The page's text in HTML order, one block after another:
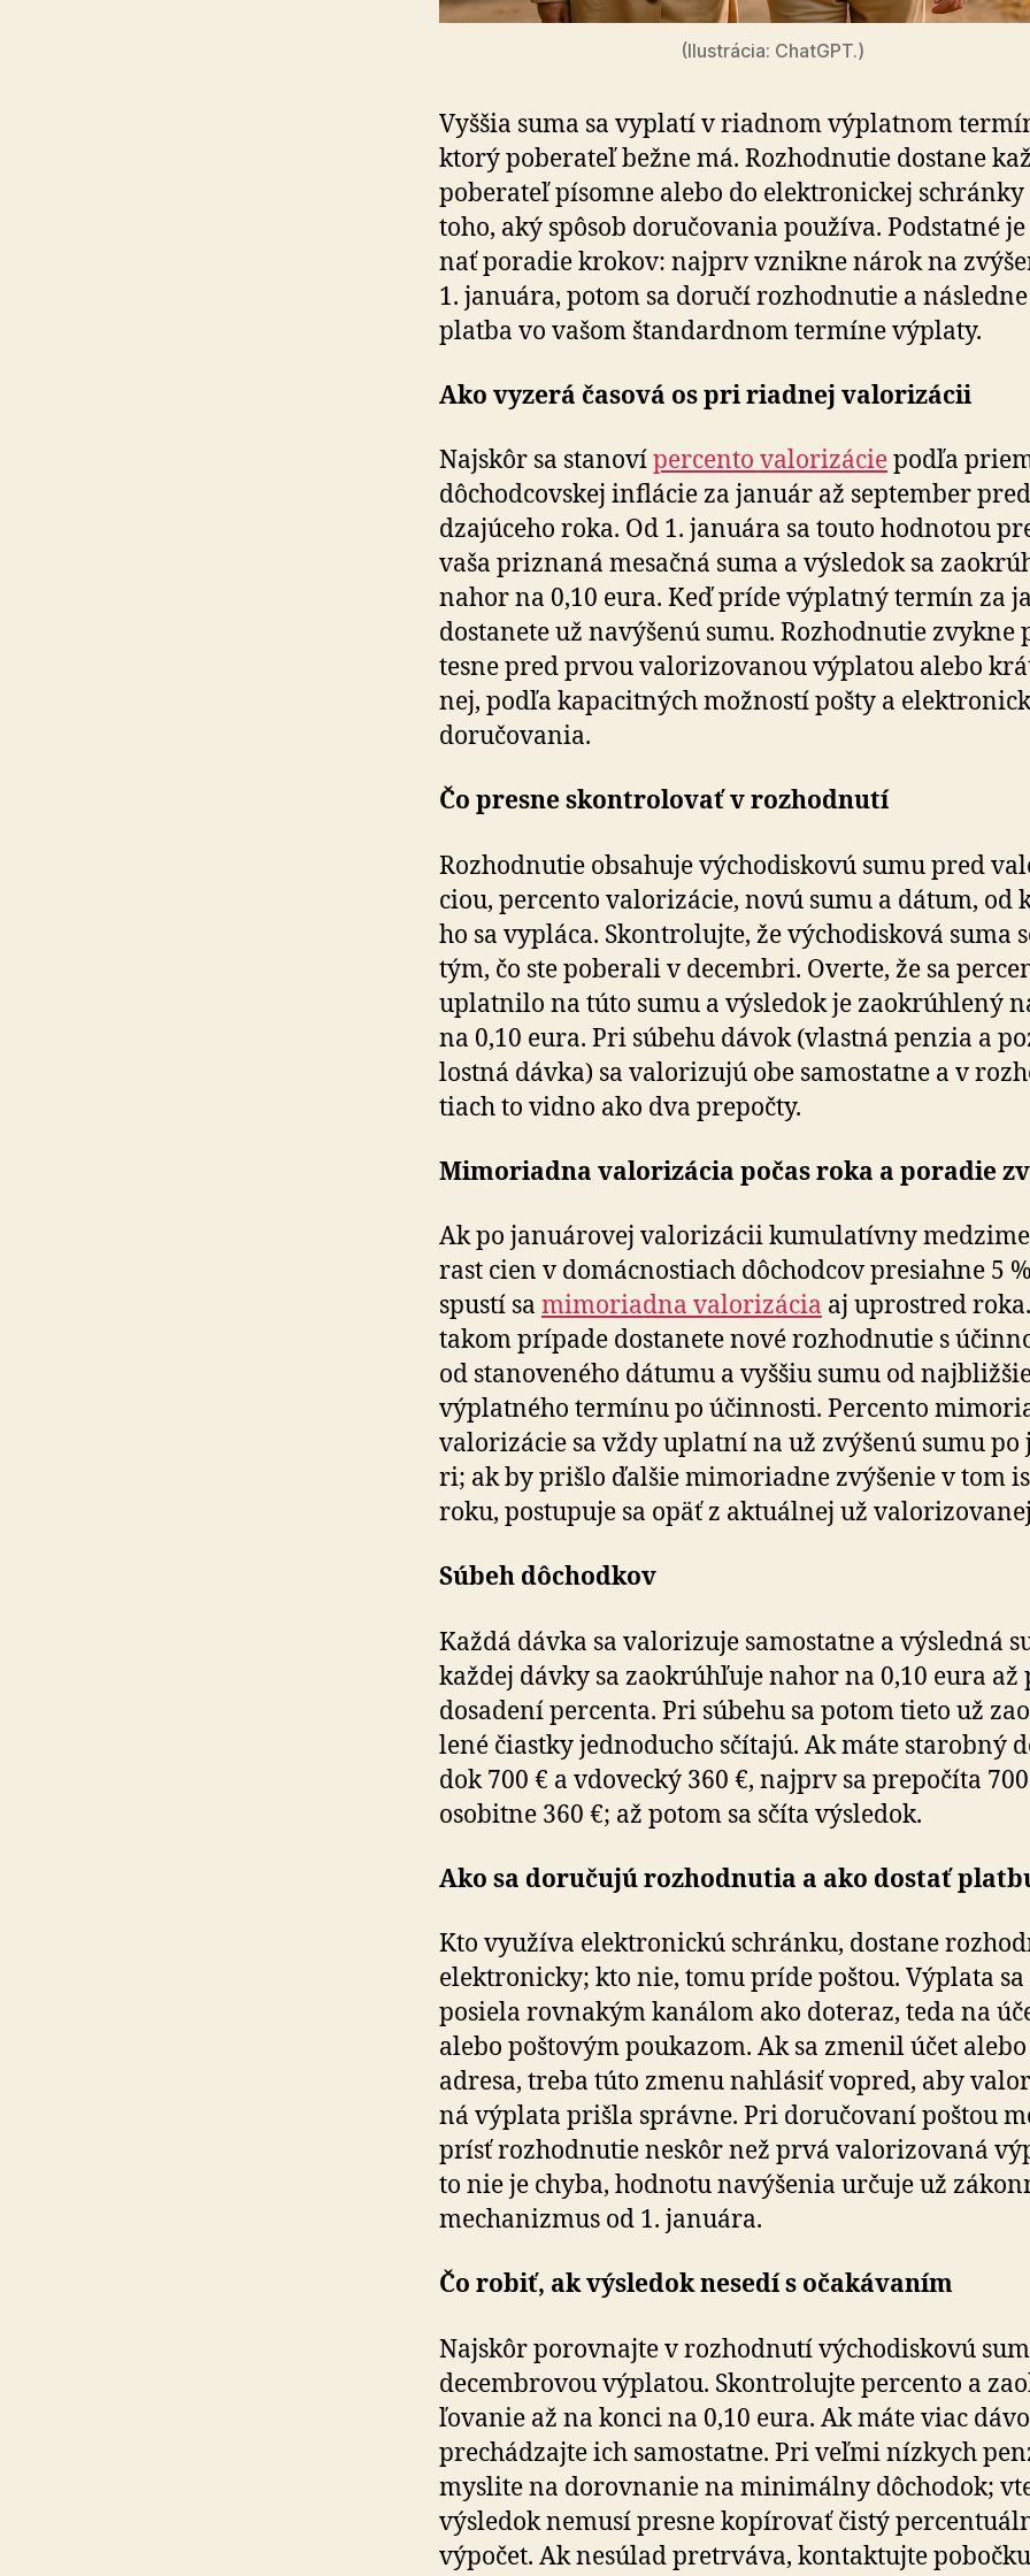
(Ilustrácia: ChatGPT.)
Vyššia suma sa vyplatí v riadnom výplatnom
ktorý poberateľ bežne má. Rozhodnutie dostane
poberateľ písomne alebo do elektronickej
toho, aký spôsob doručovania používa. Podstatné
nať poradie krokov: najprv vznikne nárok na
1. januára, potom sa doručí rozhodnutie a
platba vo vašom štandardnom termíne výplaty.
Ako vyzerá časová os pri riadnej valorizácii
Najskôr sa stanovípercento valorizáciepodľa
dôchodcovskej inflácie za január až september
dza­jú­ce­ho roka. Od 1. januára sa touto hodnotou
vaša priznaná mesačná suma a výsledok sa
nahor na 0,10 eura. Keď príde výplatný termín za
dostanete už navýšenú sumu. Rozhodnutie zvykne
tesne pred prvou valorizovanou výplatou alebo
nej, podľa kapacitných možností pošty a
doručovania.
Čo presne skontrolovať v rozhodnutí
Rozhodnutie obsahuje východiskovú sumu pred
ciou, percento valorizácie, novú sumu a dátum, od
ho sa vypláca. Skontrolujte, že východisková suma
tým, čo ste poberali v decembri. Overte, že sa
uplatnilo na túto sumu a výsledok je zaokrúhlený
na 0,10 eura. Pri súbehu dávok (vlastná penzia a
los­tná dávka) sa valorizujú obe samostatne a v
tiach to vidno ako dva prepočty.
Mimoriadna valorizácia počas roka a poradie
Ak po januárovej valorizácii kumulatívny
rast cien v domácnostiach dôchodcov presiahne 5
spustí sa mimoriadna valorizácia aj uprostred
takom prípade dostanete nové rozhodnutie s
od stanoveného dátumu a vyššiu sumu od
výplatného termínu po účinnosti. Percento
valorizácie sa vždy uplatní na už zvýšenú sumu
ri; ak by prišlo ďalšie mimoriadne zvýšenie v tom
roku, postupuje sa opäť z aktuálnej už
Súbeh dôchodkov
Každá dávka sa valorizuje samostatne a výsledná
každej dávky sa zaokrúhľuje nahor na 0,10 eura až
dosadení percenta. Pri súbehu sa potom tieto už
le­né čiastky jednoducho sčítajú. Ak máte starobný
dok 700 € a vdovecký 360 €, najprv sa prepočíta
osobitne 360 €; až potom sa sčíta výsledok.
Ako sa doručujú rozhodnutia a ako dostať
Kto využíva elektronickú schránku, dostane
elektronicky; kto nie, tomu príde poštou. Výplata sa
posiela rovnakým kanálom ako doteraz, teda na
alebo poštovým poukazom. Ak sa zmenil účet alebo
adresa, treba túto zmenu nahlásiť vopred, aby
ná výplata prišla správne. Pri doručovaní poštou
prísť rozhodnutie neskôr než prvá valorizovaná
to nie je chyba, hodnotu navýšenia určuje už
mechanizmus od 1. januára.
Čo robiť, ak výsledok nesedí s očakávaním
Najskôr porovnajte v rozhodnutí východiskovú
decembrovou výplatou. Skontrolujte percento a
ľo­va­nie až na konci na 0,10 eura. Ak máte viac
prechádzajte ich samostatne. Pri veľmi nízkych
myslite na dorovnanie na minimálny dôchodok;
výsledok nemusí presne kopírovať čistý
výpočet. Ak nesúlad pretrváva, kontaktujte